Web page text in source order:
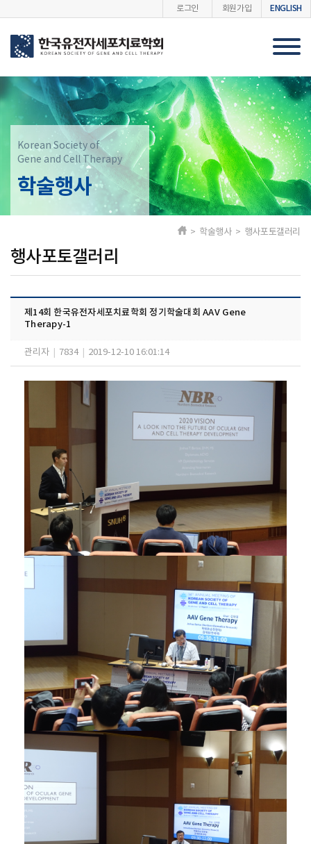
로그인 회원가입 ENGLISH
Korean Society of
Gene and Cell Therapy
학술행사
행사포토갤러리
> 학술행사 > 행사포토갤러리
제14회 한국유전자세포치료학회 정기학술대회 AAV Gene
Therapy-1
관리자 7834 2019-12-10 16:01:14